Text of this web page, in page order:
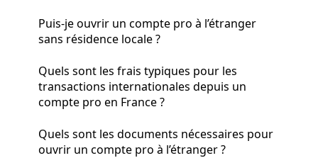
Puis-je ouvrir un compte pro à l’étranger
sans résidence locale ?
Quels sont les frais typiques pour les
transactions internationales depuis un
compte pro en France ?
Quels sont les documents nécessaires pour
ouvrir un compte pro à l’étranger ?